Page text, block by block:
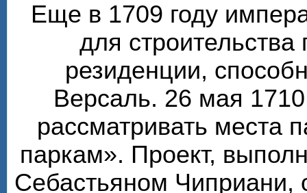
Еще в 1709 году
для
резиденции,
Версаль. 26 мая
рассматривать места
паркам». Проект,
Себастьяном